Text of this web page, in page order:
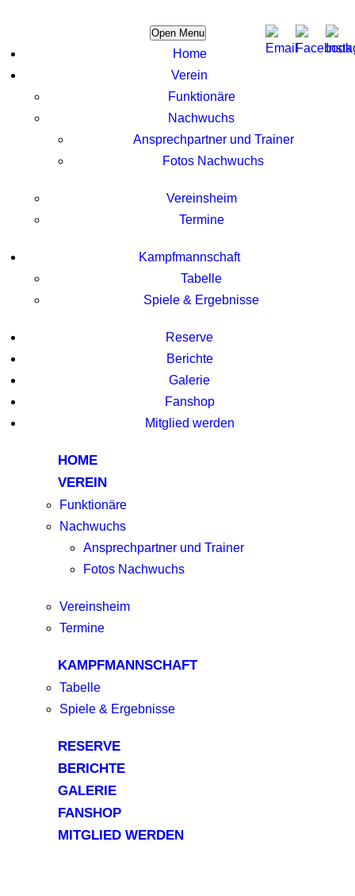
Open Menu
Home
Verein
Funktionäre
Nachwuchs
Ansprechpartner und Trainer
Fotos Nachwuchs
Vereinsheim
Termine
Kampfmannschaft
Tabelle
Spiele & Ergebnisse
Reserve
Berichte
Galerie
Fanshop
Mitglied werden
HOME
VEREIN
Funktionäre
Nachwuchs
Ansprechpartner und Trainer
Fotos Nachwuchs
Vereinsheim
Termine
KAMPFMANNSCHAFT
Tabelle
Spiele & Ergebnisse
RESERVE
BERICHTE
GALERIE
FANSHOP
MITGLIED WERDEN